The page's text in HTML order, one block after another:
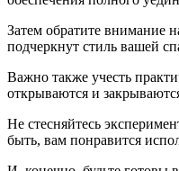
Затем обратите внимание
подчеркнут стиль вашей
Важно также учесть
открываются и
Не стесняйтесь
быть, вам понравится